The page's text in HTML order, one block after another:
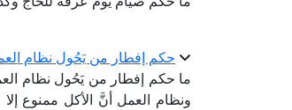
حكم إفطار من يَحُول نظام
ما حكم إفطار من يَحُول نظام
ونظام العمل أنَّ الأكل ممنوع